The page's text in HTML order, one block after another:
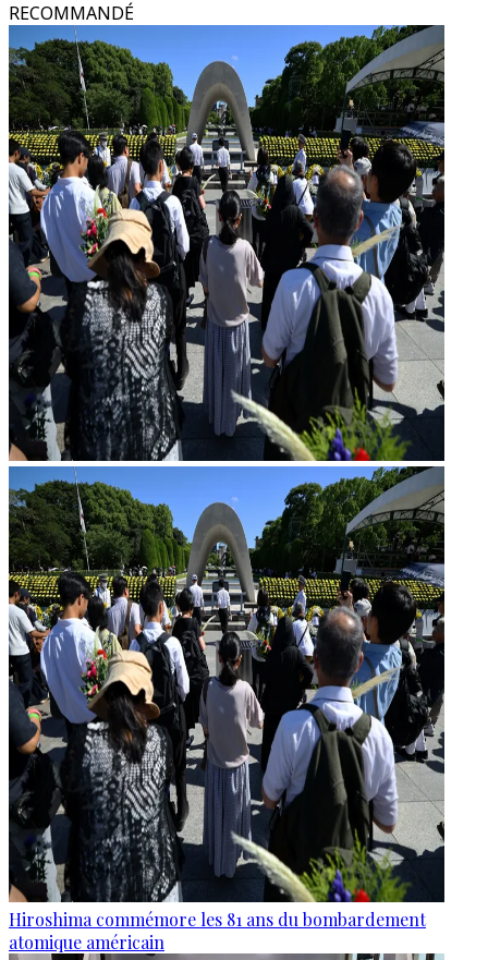
RECOMMANDÉ
Hiroshima commémore les 81 ans du bombardement
atomique américain